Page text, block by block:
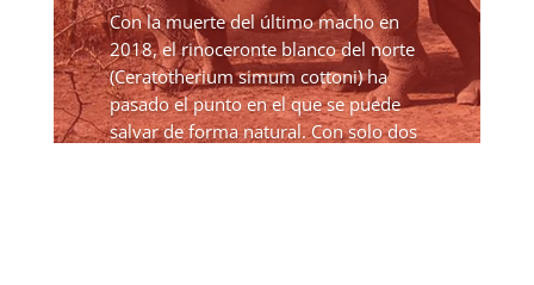
Con la muerte del último macho en
2018, el rinoceronte blanco del norte
(Ceratotherium simum cottoni) ha
pasado el punto en el que se puede
salvar de forma natural. Con solo dos